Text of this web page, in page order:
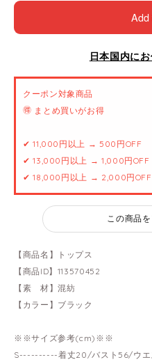
Add
日本国内に
クーポン対象商品
🉐 まとめ買いがお得
✔ 11,000円以上 → 500円OFF
✔ 13,000円以上 → 1,000円OFF
✔ 18,000円以上 → 2,000円OFF
この商品
【商品名】トップス
【商品ID】113570452
【素 材】混紡
【カラー】ブラック
※※サイズ参考(cm)※※
S----------着丈20/バスト56/ウエ